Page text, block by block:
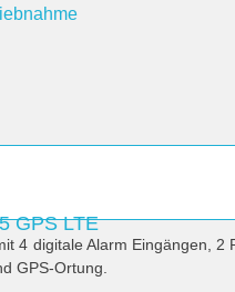
GPS LTE
4 digitale Alarm Eingängen, 2
GPS-Ortung.